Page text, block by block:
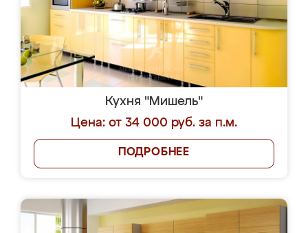
Кухня "Мишель"
Цена: от 34 000 руб. за п.м.
ПОДРОБНЕЕ